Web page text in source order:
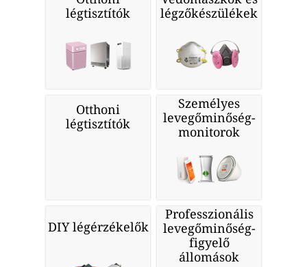
légtisztítók
légzőkészülékek
Otthoni
légtisztítók
Személyes
levegőminőség-
monitorok
DIY légérzékelők
Professzionális
levegőminőség-
figyelő
állomások